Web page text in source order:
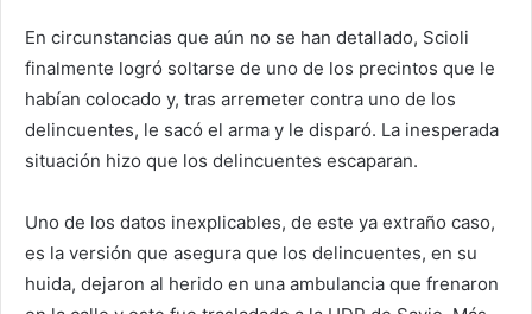
En circunstancias que aún no se han detallado, Scioli
finalmente logró soltarse de uno de los precintos que le
habían colocado y, tras arremeter contra uno de los
delincuentes, le sacó el arma y le disparó. La inesperada
situación hizo que los delincuentes escaparan.
Uno de los datos inexplicables, de este ya extraño caso,
es la versión que asegura que los delincuentes, en su
huida, dejaron al herido en una ambulancia que frenaron